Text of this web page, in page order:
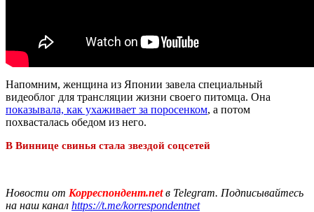
Напомним, женщина из Японии завела специальный
видеоблог для трансляции жизни своего питомца. Она
показывала, как ухаживает за поросенком, а потом
похвасталась обедом из него.
В Виннице свинья стала звездой соцсетей
Новости от Корреспондент.netв Telegram. Подписывайтесь
на наш канал https://t.me/korrespondentnet